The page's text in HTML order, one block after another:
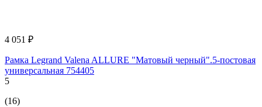
4 051 ₽
Рамка Legrand Valena ALLURE "Матовый черный".5-постовая
универсальная 754405
5
(16)